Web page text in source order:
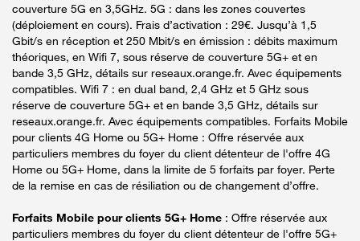
couverture 5G en 3,5GHz. 5G : dans les zones couvertes
(déploiement en cours). Frais d’activation : 29€. Jusqu’à 1,5
Gbit/s en réception et 250 Mbit/s en émission : débits maximum
théoriques, en Wifi 7, sous réserve de couverture 5G+ et en
bande 3,5 GHz, détails sur reseaux.orange.fr. Avec équipements
compatibles. Wifi 7 : en dual band, 2,4 GHz et 5 GHz sous
réserve de couverture 5G+ et en bande 3,5 GHz, détails sur
reseaux.orange.fr. Avec équipements compatibles. Forfaits Mobile
pour clients 4G Home ou 5G+ Home : Offre réservée aux
particuliers membres du foyer du client détenteur de l'offre 4G
Home ou 5G+ Home, dans la limite de 5 forfaits par foyer. Perte
de la remise en cas de résiliation ou de changement d’offre.
Forfaits Mobile pour clients 5G+ Home : Offre réservée aux
particuliers membres du foyer du client détenteur de l'offre 5G+